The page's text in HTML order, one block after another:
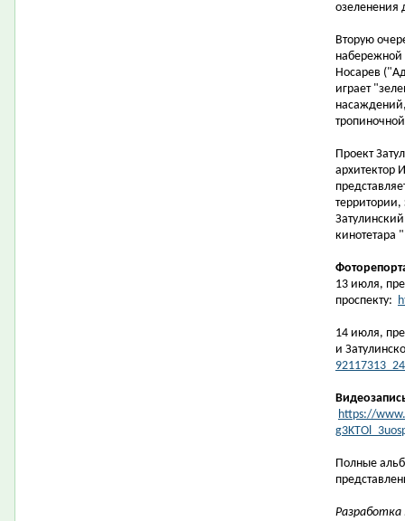
озеленения
Вторую
набережной
Носарев
играет
Проект
архитектор
кинотетара
13 июля,
проспекту:
14 июля,
и
https://
Полные